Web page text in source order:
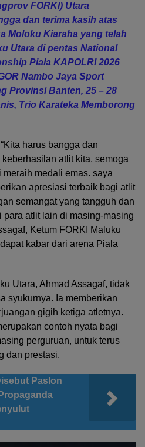
FORKI) Utara
dan terima kasih atas
Moloku Kiaraha yang telah
Utara di pentas National
Piala KAPOLRI 2026
Nambo Jaya Sport
Provinsi Banten, 25 – 28
Trio Karateka Memborong
harus bangga dan
atlit kita, semoga
medali emas. saya
apresiasi terbaik bagi atlit
semangat yang tangguh dan
para atlit lain di masing-masing
Ketum FORKI Maluku
kabar dari arena Piala
Utara, Ahmad Assagaf, tidak
syukurnya. Ia memberikan
gigih ketiga atletnya.
contoh nyata bagi
perguruan, untuk terus
dan prestasi.
Paslon